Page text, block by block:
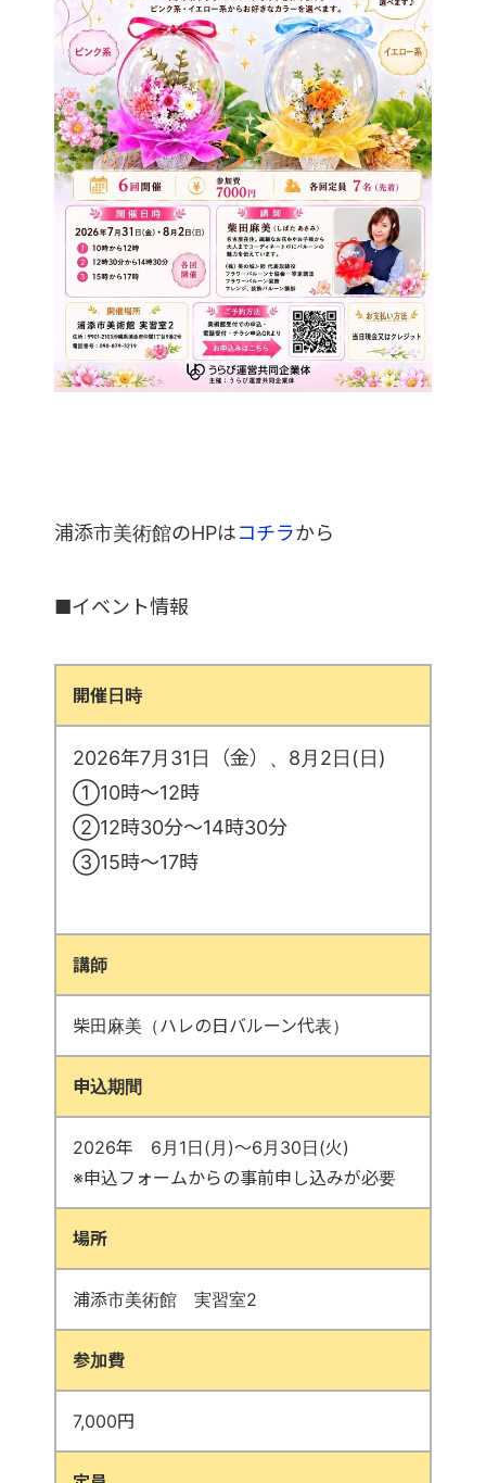
浦添市美術館のHPはコチラから
■イベント情報
開催日時
2026年7月31日（金）、8月2日(日)
①10時～12時
②12時30分～14時30分
③15時～17時
講師
柴田麻美（ハレの日バルーン代表）
申込期間
2026年 6月1日(月)～6月30日(火)
※申込フォームからの事前申し込みが必要
場所
浦添市美術館 実習室2
参加費
7,000円